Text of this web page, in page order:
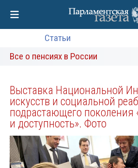
Статьи
Все о пенсиях в России
Выставка Национальной
искусств и социальной
подрастающего поколения
и доступность». Фото